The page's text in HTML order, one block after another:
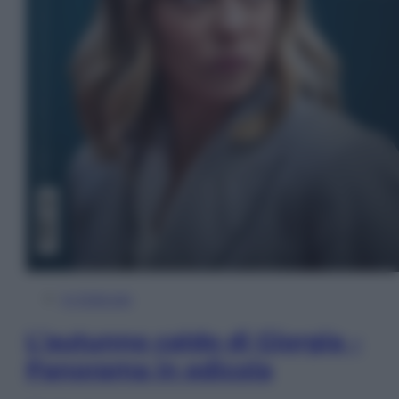
L’autunno caldo di Giorgia –